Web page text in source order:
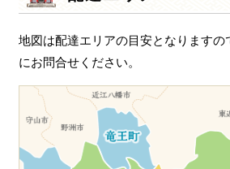
地図は配達エリアの目安となりますの
にお問合せください。